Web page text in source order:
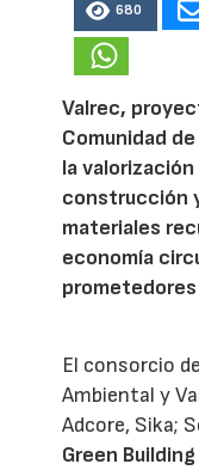
680
Valrec,
Comunidad
la
construcción
materiales
economía
El consorcio
Ambiental y
Adcore, Sika;
Green